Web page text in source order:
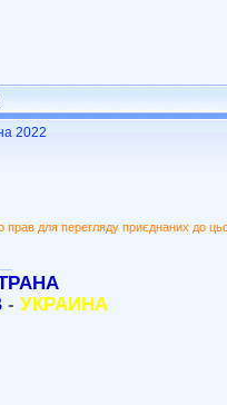
2022
прав для перегляду приєднаних до
- УКРАИНА